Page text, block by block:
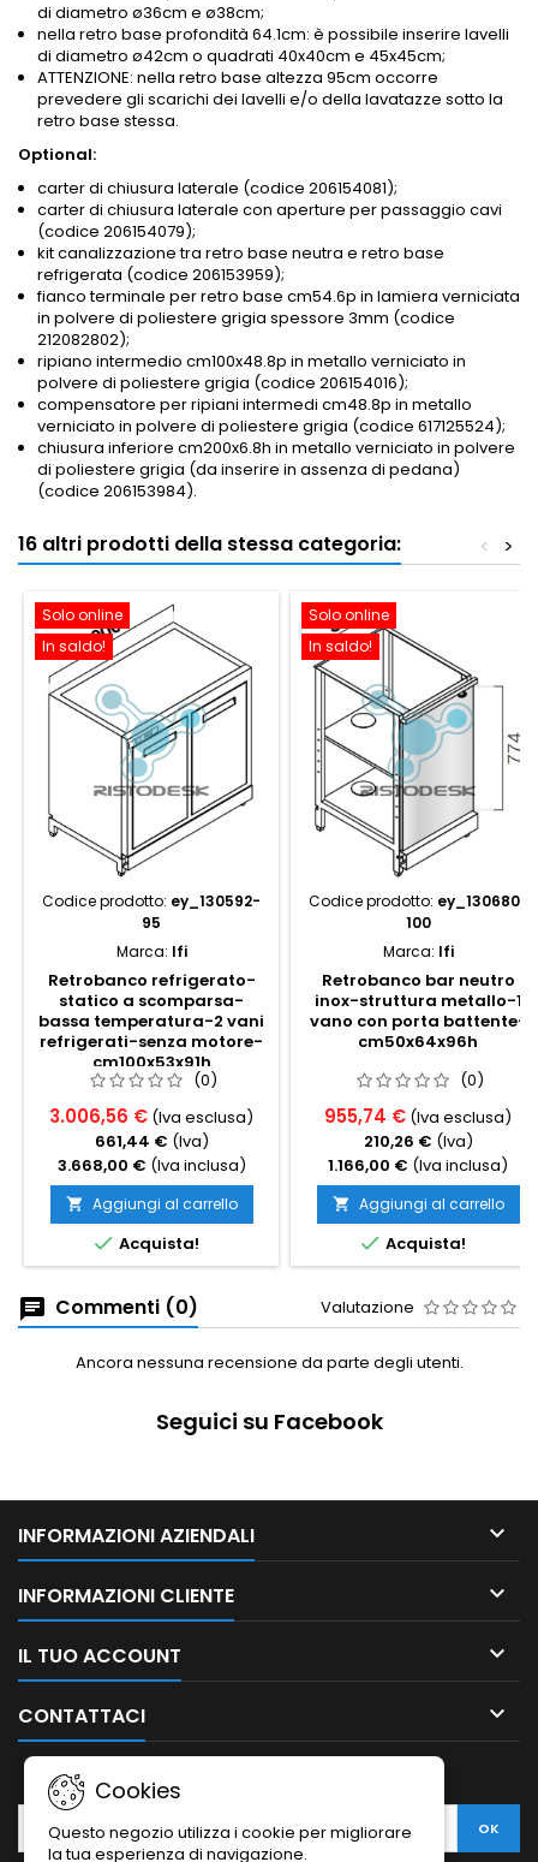
di diametro ø36cm e ø38cm;
nella retro base profondità 64.1cm: è possibile inserire lavelli
di diametro ø42cm o quadrati 40x40cm e 45x45cm;
ATTENZIONE: nella retro base altezza 95cm occorre
prevedere gli scarichi dei lavelli e/o della lavatazze sotto la
retro base stessa.
Optional:
carter di chiusura laterale (codice 206154081);
carter di chiusura laterale con aperture per passaggio cavi
(codice 206154079);
kit canalizzazione tra retro base neutra e retro base
refrigerata (codice 206153959);
fianco terminale per retro base cm54.6p in lamiera verniciata
in polvere di poliestere grigia spessore 3mm (codice
212082802);
ripiano intermedio cm100x48.8p in metallo verniciato in
polvere di poliestere grigia (codice 206154016);
compensatore per ripiani intermedi cm48.8p in metallo
verniciato in polvere di poliestere grigia (codice 617125524);
chiusura inferiore cm200x6.8h in metallo verniciato in polvere
di poliestere grigia (da inserire in assenza di pedana)
(codice 206153984).
16 altri prodotti della stessa categoria: >
<
Solo online
In saldo!
Codice prodotto: ey_130592-
95
Marca: Ifi
Retrobanco refrigerato-
statico a scomparsa-
bassa temperatura-2 vani
refrigerati-senza motore-
cm100x53x91h
(0)
3.006,56 € (Iva esclusa)
661,44 € (Iva)
3.668,00 € (Iva inclusa)
 Aggiungi al carrello
 Acquista!
Solo online
In saldo!
Codice prodotto: ey_130680-
100
Marca: Ifi
Retrobanco bar neutro
inox-struttura metallo-1
vano con porta battente-
cm50x64x96h
(0)
955,74 € (Iva esclusa)
210,26 € (Iva)
1.166,00 € (Iva inclusa)
 Aggiungi al carrello
 Acquista!
Commenti (0) Valutazione
Ancora nessuna recensione da parte degli utenti.
Seguici su Facebook
INFORMAZIONI AZIENDALI 
INFORMAZIONI CLIENTE 
IL TUO ACCOUNT 
CONTATTACI 
Cookies
Questo negozio utilizza i cookie per migliorare
la tua esperienza di navigazione.